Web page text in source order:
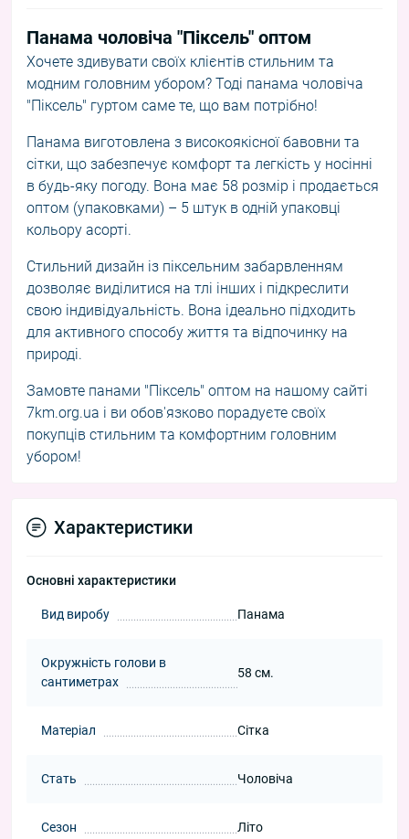
Панама чоловіча "Піксель" оптом
Хочете здивувати своїх клієнтів стильним та
модним головним убором? Тоді панама чоловіча
"Піксель" гуртом саме те, що вам потрібно!
Панама виготовлена з високоякісної бавовни та
сітки, що забезпечує комфорт та легкість у носінні
в будь-яку погоду. Вона має 58 розмір і продається
оптом (упаковками) – 5 штук в одній упаковці
кольору асорті.
Стильний дизайн із піксельним забарвленням
дозволяє виділитися на тлі інших і підкреслити
свою індивідуальність. Вона ідеально підходить
для активного способу життя та відпочинку на
природі.
Замовте панами "Піксель" оптом на нашому сайті
7km.org.ua і ви обов'язково порадуєте своїх
покупців стильним та комфортним головним
убором!
Характеристики
Основні характеристики
Вид виробу Панама
Окружність голови в
сантиметрах
58 см.
Матеріал Сітка
Стать Чоловіча
Сезон Літо